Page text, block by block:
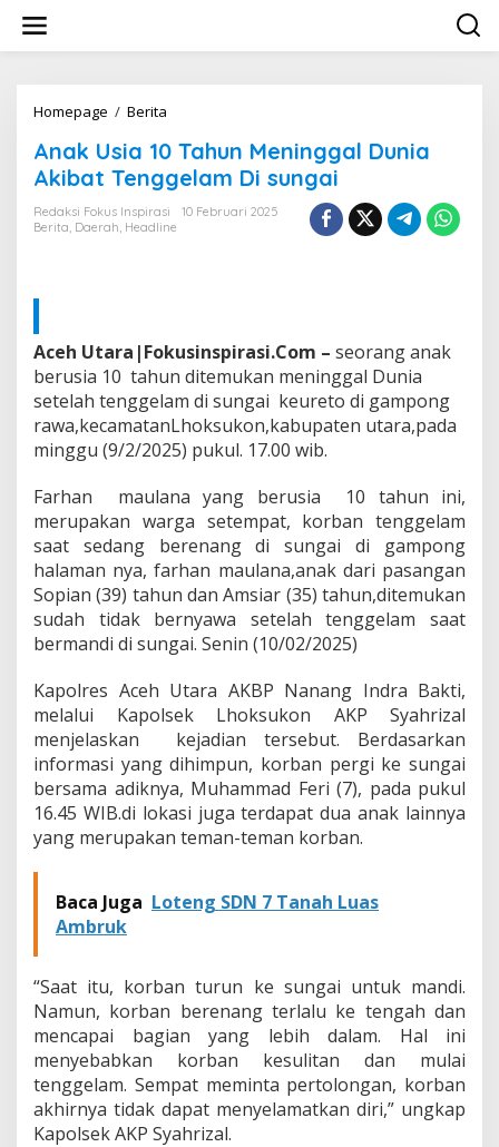
w
Homepage / Berita
a
k
U
s
i
h
u
M
e
n
n
g
a
l
D
u
n
i
A
k
a
t
T
e
e
D
i
s
g
a
i
Anak Usia 10 Tahun Meninggal Dunia
Akibat Tenggelam Di sungai
Redaksi Fokus Inspirasi
10 Februari 2025
Berita, Daerah, Headline
Aceh Utara|Fokusinspirasi.Com – seorang anak
berusia 10 tahun ditemukan meninggal Dunia
setelah tenggelam di sungai keureto di gampong
rawa,kecamatanLhoksukon,kabupaten utara,pada
minggu (9/2/2025) pukul. 17.00 wib.
Farhan maulana yang berusia 10 tahun ini,
merupakan warga setempat, korban tenggelam
saat sedang berenang di sungai di gampong
halaman nya, farhan maulana,anak dari pasangan
Sopian (39) tahun dan Amsiar (35) tahun,ditemukan
sudah tidak bernyawa setelah tenggelam saat
bermandi di sungai. Senin (10/02/2025)
Kapolres Aceh Utara AKBP Nanang Indra Bakti,
melalui Kapolsek Lhoksukon AKP Syahrizal
menjelaskan kejadian tersebut. Berdasarkan
informasi yang dihimpun, korban pergi ke sungai
bersama adiknya, Muhammad Feri (7), pada pukul
16.45 WIB.di lokasi juga terdapat dua anak lainnya
yang merupakan teman-teman korban.
Baca Juga Loteng SDN 7 Tanah Luas
Ambruk
“Saat itu, korban turun ke sungai untuk mandi.
Namun, korban berenang terlalu ke tengah dan
mencapai bagian yang lebih dalam. Hal ini
menyebabkan korban kesulitan dan mulai
tenggelam. Sempat meminta pertolongan, korban
akhirnya tidak dapat menyelamatkan diri,” ungkap
Kapolsek AKP Syahrizal.